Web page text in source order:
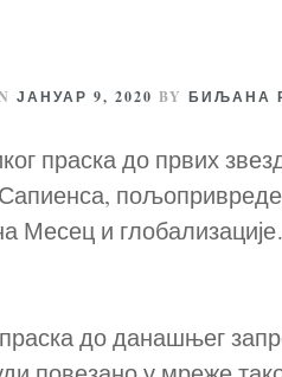
ЈАНУАР 9, 2020 BY БИЉАНА
праска до првих
Месец и
до данашњег